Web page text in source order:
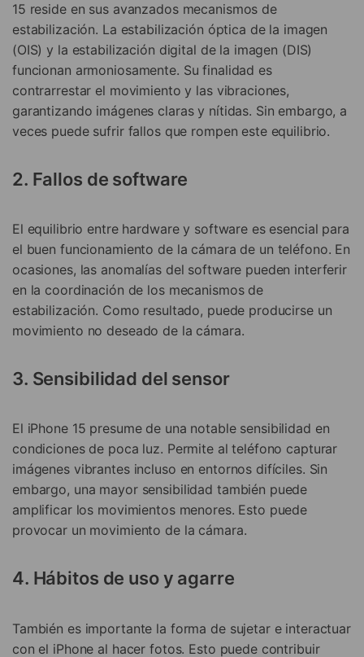
15 reside en sus avanzados mecanismos de
estabilización. La estabilización óptica de la imagen
(OIS) y la estabilización digital de la imagen (DIS)
funcionan armoniosamente. Su finalidad es
contrarrestar el movimiento y las vibraciones,
garantizando imágenes claras y nítidas. Sin embargo, a
veces puede sufrir fallos que rompen este equilibrio.
2. Fallos de software
El equilibrio entre hardware y software es esencial para
el buen funcionamiento de la cámara de un teléfono. En
ocasiones, las anomalías del software pueden interferir
en la coordinación de los mecanismos de
estabilización. Como resultado, puede producirse un
movimiento no deseado de la cámara.
3. Sensibilidad del sensor
El iPhone 15 presume de una notable sensibilidad en
condiciones de poca luz. Permite al teléfono capturar
imágenes vibrantes incluso en entornos difíciles. Sin
embargo, una mayor sensibilidad también puede
amplificar los movimientos menores. Esto puede
provocar un movimiento de la cámara.
4. Hábitos de uso y agarre
También es importante la forma de sujetar e interactuar
con el iPhone al hacer fotos. Esto puede contribuir